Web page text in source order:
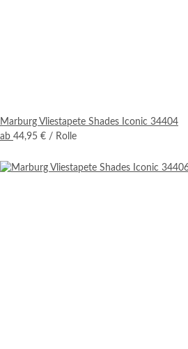
Marburg Vliestapete Shades Iconic 34404
ab 44,95 € / Rolle